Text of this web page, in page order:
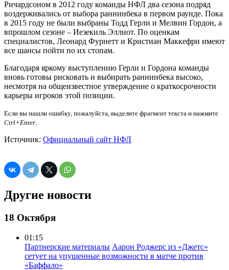
Ричардсоном в 2012 году команды НФЛ два сезона подряд
воздерживались от выбора раннинбека в первом раунде. Пока
в 2015 году не были выбраны Тодд Герли и Мелвин Гордон, а
впрошлом сезоне – Иезекиль Эллиот. По оценкам
специалистов, Леонард Фурнетт и Кристиан Маккефри имеют
все шансы пойти по их стопам.
Благодаря яркому выступлению Герли и Гордона команды
вновь готовы рисковать и выбирать раннинбека высоко,
несмотря на общеизвестное утверждение о краткосрочности
карьеры игроков этой позиции.
Если вы нашли ошибку, пожалуйста, выделите фрагмент текста и нажмите
Ctrl+Enter.
Источник: Официальный сайт НФЛ
Другие новости
18 Октября
01:15
Партнерские материалы Аарон Роджерс из «Джетс»
сетует на упущенные возможности в матче против
«Баффало»